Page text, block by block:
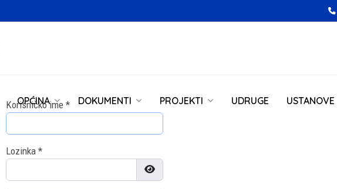
OPĆINA DOKUMENTI PROJEKTI UDRUGE USTANOVE
Korisničko ime*
Lozinka*
Prikaži lozinku